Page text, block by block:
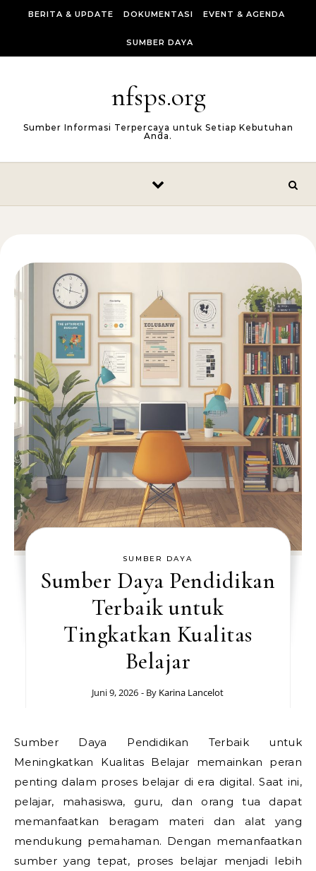
BERITA & UPDATE DOKUMENTASI EVENT & AGENDA
SUMBER DAYA
nfsps.org
Sumber Informasi Terpercaya untuk Setiap Kebutuhan
Anda.
SUMBER DAYA
Sumber Daya Pendidikan
Terbaik untuk
Tingkatkan Kualitas
Belajar
Juni 9, 2026 - By Karina Lancelot
Sumber Daya Pendidikan Terbaik untuk
Meningkatkan Kualitas Belajar memainkan peran
penting dalam proses belajar di era digital. Saat ini,
pelajar, mahasiswa, guru, dan orang tua dapat
memanfaatkan beragam materi dan alat yang
mendukung pemahaman. Dengan memanfaatkan
sumber yang tepat, proses belajar menjadi lebih